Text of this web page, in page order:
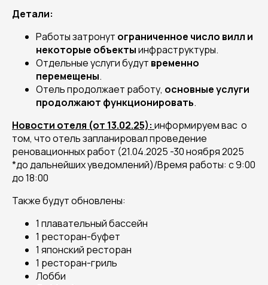
Детали:
Работы затронут ограниченное число вилл и
некоторые объектыинфраструктуры.
Отдельные услуги будут временно
перемещены.
Отель продолжает работу, основные услуги
продолжают функционировать.
Новости отеля (от 13.02.25): информируем вас о
том, что отель запланировал проведение
реновационных работ (21.04.2025 -30 ноября 2025
*до дальнейших уведомлений)/Время работы: с 9:00
до 18:00
Также будут обновлены:
1 плавательный бассейн
1 ресторан-буфет
1 японский ресторан
1 ресторан-гриль
Лобби